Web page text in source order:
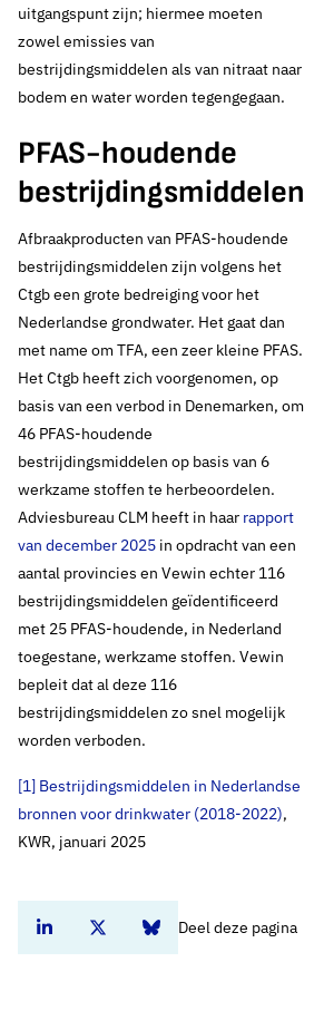
drs. Arjen Frentz
Mirja Baneke
uitgangspunt zijn; hiermee moeten
zowel emissies van
bestrijdingsmiddelen als van nitraat naar
bodem en water worden tegengegaan.
PFAS-houdende
bestrijdingsmiddelen
Afbraakproducten van PFAS-houdende
bestrijdingsmiddelen zijn volgens het
Ctgb een grote bedreiging voor het
Nederlandse grondwater. Het gaat dan
met name om TFA, een zeer kleine PFAS.
Het Ctgb heeft zich voorgenomen, op
basis van een verbod in Denemarken, om
46 PFAS-houdende
bestrijdingsmiddelen op basis van 6
werkzame stoffen te herbeoordelen.
Adviesbureau CLM heeft in haar rapport
van december 2025 in opdracht van een
aantal provincies en Vewin echter 116
bestrijdingsmiddelen geïdentificeerd
met 25 PFAS-houdende, in Nederland
toegestane, werkzame stoffen. Vewin
bepleit dat al deze 116
bestrijdingsmiddelen zo snel mogelijk
worden verboden.
[1] Bestrijdingsmiddelen in Nederlandse
bronnen voor drinkwater (2018-2022),
KWR, januari 2025
Deel deze pagina
Deel dit artikel op Linkedin
Deel dit artikel op Twitter
Deel dit artikel op Bluesky